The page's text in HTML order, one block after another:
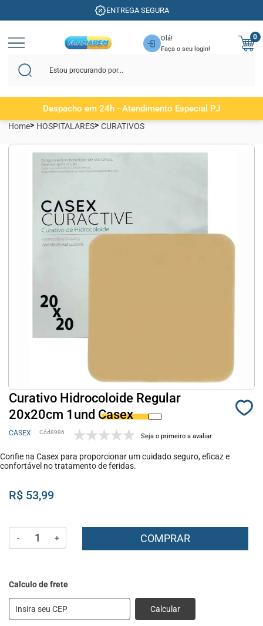
ENTREGA SEGURA
Olá!
Faça o seu login!
0
Despacho em 24h - Atendimento Especial PJ
Home HOSPITALARES CURATIVOS
Curativo Hidrocoloide Regular
20x20cm 1und Casex
CASEX 8986 Seja o primeiro a avaliar
Confie na Casex para proporcionar um cuidado seguro, eficaz e
confortável no tratamento de feridas.
R$ 53,99
- + COMPRAR
Calcular